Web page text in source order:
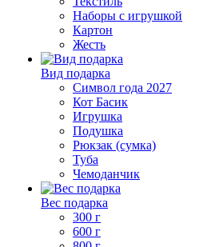
Наборы с игрушкой
Картон
Жесть
Вид подарка
Символ года 2027
Кот Басик
Игрушка
Подушка
Рюкзак (сумка)
Туба
Чемоданчик
Вес подарка
300 г
600 г